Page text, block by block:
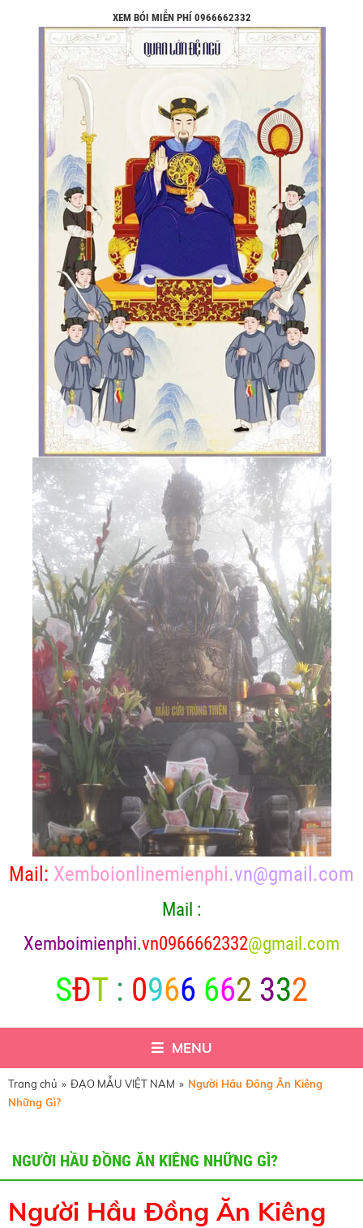
XEM BÓI MIỄN PHÍ 0966662332
Mail: Xemboionlinemienphi.vn@gmail.com
Mail :
Xemboimienphi.vn0966662332@gmail.com
SĐT : 0966 662 332
MENU
Trang chủ » ĐẠO MẪU VIỆT NAM » Người Hầu Đồng Ăn Kiêng
Những Gì?
NGƯỜI HẦU ĐỒNG ĂN KIÊNG NHỮNG GÌ?
Người Hầu Đồng Ăn Kiêng